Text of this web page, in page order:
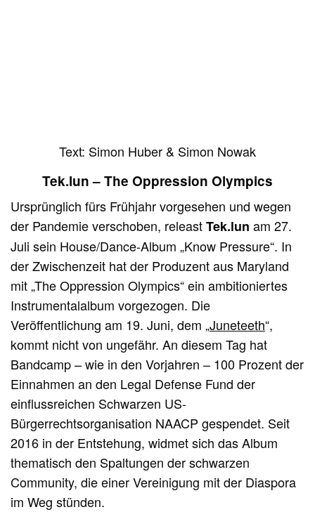
Text: Simon Huber & Simon Nowak
Tek.lun – The Oppression Olympics
Ursprünglich fürs Frühjahr vorgesehen und wegen
der Pandemie verschoben, releastTek.lun am 27.
Juli sein House/Dance-Album „Know Pressure“. In
der Zwischenzeit hat der Produzent aus Maryland
mit „The Oppression Olympics“ ein ambitioniertes
Instrumentalalbum vorgezogen. Die
Veröffentlichung am 19. Juni, dem „Juneteeth“,
kommt nicht von ungefähr. An diesem Tag hat
Bandcamp – wie in den Vorjahren – 100 Prozent der
Einnahmen an den Legal Defense Fund der
einflussreichen Schwarzen US-
Bürgerrechtsorganisation NAACP gespendet. Seit
2016 in der Entstehung, widmet sich das Album
thematisch den Spaltungen der schwarzen
Community, die einer Vereinigung mit der Diaspora
im Weg stünden.